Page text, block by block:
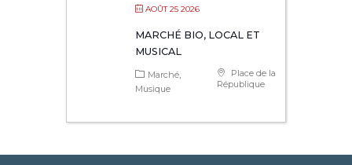
AOÛT 25 2026
MARCHÉ BIO, LOCAL ET
MUSICAL
Place de la
République
Marché
Musique